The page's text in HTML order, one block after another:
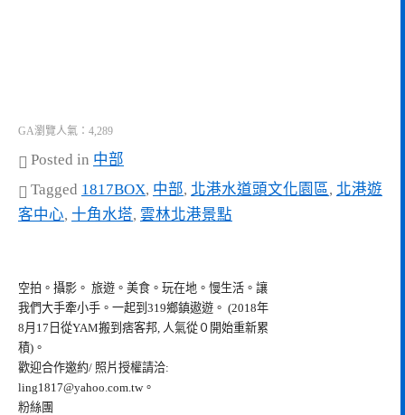
GA瀏覽人氣：4,289
Posted in 中部
Tagged 1817BOX, 中部, 北港水道頭文化園區, 北港遊
客中心, 十角水塔, 雲林北港景點
空拍。攝影。 旅遊。美食。玩在地。慢生活。讓
我們大手牽小手。一起到319鄉鎮遨遊。 (2018年
8月17日從YAM搬到痞客邦, 人氣從０開始重新累
積)。
歡迎合作邀約/ 照片授權請洽:
ling1817@yahoo.com.tw。
粉絲團